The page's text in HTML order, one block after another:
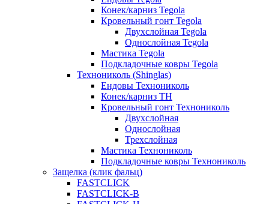
Конек/карниз Tegola
Кровельный гонт Tegola
Двухслойная Tegola
Однослойная Tegola
Мастика Tegola
Подкладочные ковры Tegola
Технониколь (Shinglas)
Ендовы Технониколь
Конек/карниз ТН
Кровельный гонт Технониколь
Двухслойная
Однослойная
Трехслойная
Мастика Технониколь
Подкладочные ковры Технониколь
Защелка (клик фальц)
FASTCLICK
FASTCLICK-B